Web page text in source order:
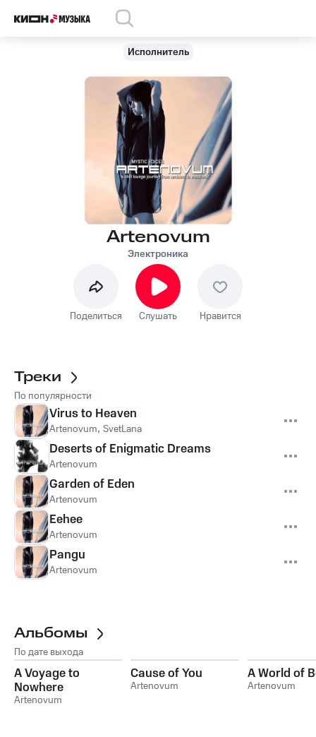
Исполнитель
Artenovum
Электроника
Поделиться Слушать Нравится
Треки
По популярности
Virus to Heaven
Artenovum, SvetLana
Deserts of Enigmatic Dreams
Artenovum
Garden of Eden
Artenovum
Eehee
Artenovum
Pangu
Artenovum
Альбомы
По дате выхода
A Voyage to
Nowhere
Artenovum
Cause of You
Artenovum
A World of
Artenovum